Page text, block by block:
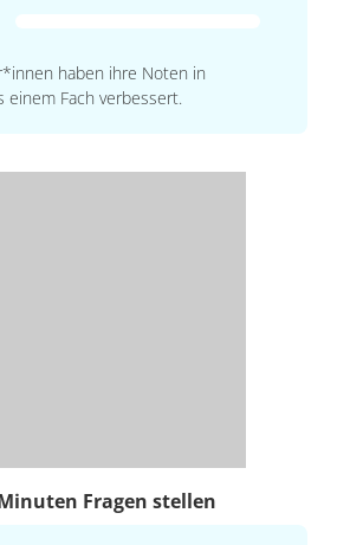
haben ihre Noten in
einem Fach verbessert.
Fragen stellen